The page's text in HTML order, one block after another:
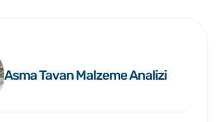
Asma Tavan Malzeme Analizi